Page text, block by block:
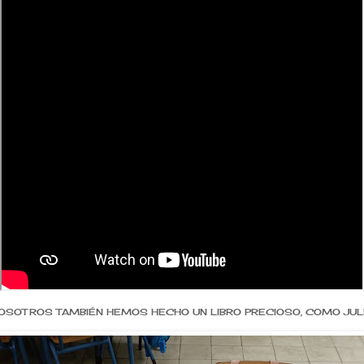
TAMBIÉN HEMOS HECHO UN LIBRO PRECIOSO, COMO